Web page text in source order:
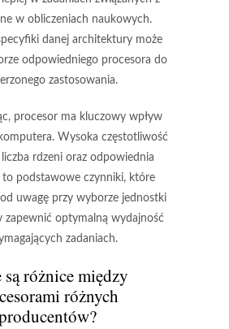
w obliczeniach naukowych.
danej architektury może
odpowiedniego procesora do
zastosowania.
procesor ma kluczowy wpływ
Wysoka częstotliwość
rdzeni oraz odpowiednia
podstawowe czynniki, które
uwagę przy wyborze jednostki
zapewnić optymalną wydajność
zadaniach.
są różnice między
różnych